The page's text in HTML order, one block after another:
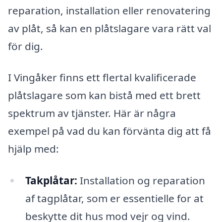
reparation, installation eller renovatering
av plåt, så kan en plåtslagare vara rätt val
för dig.
I Vingåker finns ett flertal kvalificerade
plåtslagare som kan bistå med ett brett
spektrum av tjänster. Här är några
exempel på vad du kan förvänta dig att få
hjälp med:
Takplåtar: Installation og reparation
af tagplåtar, som er essentielle for at
beskytte dit hus mod vejr og vind.